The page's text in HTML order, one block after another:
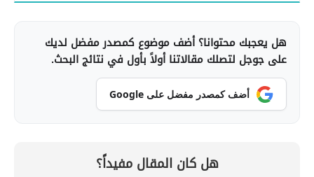
هل يعجبك محتوانا؟ أضف موضوع كمصدر مفضل لديك
على جوجل لتصلك مقالاتنا أولاً بأول في نتائج البحث.
أضف كمصدر مفضل على Google
هل كان المقال مفيداً؟